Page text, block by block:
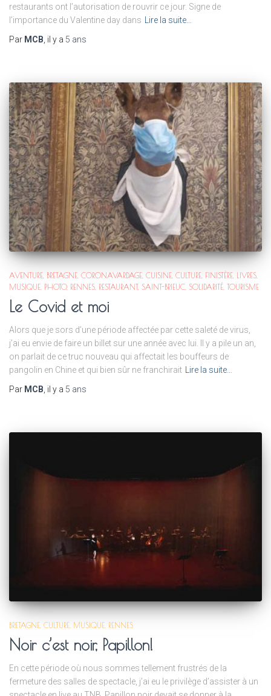
restaurants ont l’autorisation de rouvrir ce jour. Signe de
l’importance du Valentine day dans Lire la suite…
Par MCB, il y a 5 ans
AVENTURE BRETAGNE CORONAVARDAGE CUISINE CULTURE FINISTÈRE
LIVRES
MUSIQUE PHOTO RENNES RESTAURANT SAINT-BRIEUC SOLIDARITÉ TOURISME
Le Covid et moi
Alors que je sors d’une période affectée par cette saleté de virus,
j’ai eu envie de faire un billet sur une année avec lui. Il y a pile un an,
on parlait de ce truc nouveau qui affectait les bouffeurs de
pangolin en Chine et qui bien sûr ne franchirait
Lire la suite…
Par MCB , il y a 5 ans
BRETAGNE CULTURE MUSIQUE RENNES
Noir c’est noir, Papillon!
En cette période où nous sommes tellement frustrés de la
fermeture des salles de spectacle, j’ai eu le privilège d’assister à un